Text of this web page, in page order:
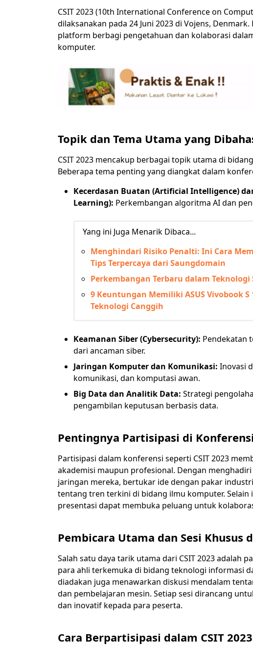
CSIT 2023 (10th International Conference on
dilaksanakan pada 24 Juni 2023 di Vojens,
platform berbagi pengetahuan dan kolaborasi
komputer.
Topik dan Tema Utama yang
CSIT 2023 mencakup berbagai topik utama di
Beberapa tema penting yang diangkat dalam
Kecerdasan Buatan (Artificial Intelligence)
Learning): Perkembangan algoritma AI dan
Yang ini Juga Menarik Dibaca...
Menghindari Risiko Penalti: Ini Cara
Tips Terpercaya dari Saungdomain
Perkembangan Terbaru dalam
9 Keuntungan Memiliki ASUS Vivobook S
Teknologi Canggih
Keamanan Siber (Cybersecurity): Pendekatan
dari ancaman siber.
Jaringan Komputer dan Komunikasi: Inovasi
komunikasi, dan komputasi awan.
Big Data dan Analitik Data: Strategi
pengambilan keputusan berbasis data.
Pentingnya Partisipasi di
Partisipasi dalam konferensi seperti CSIT 2023
akademisi maupun profesional. Dengan
jaringan mereka, bertukar ide dengan pakar
tentang tren terkini di bidang ilmu komputer.
presentasi dapat membuka peluang untuk
Pembicara Utama dan Sesi Khusus
Salah satu daya tarik utama dari CSIT 2023 adalah
para ahli terkemuka di bidang teknologi informasi
diadakan juga menawarkan diskusi mendalam
dan pembelajaran mesin. Setiap sesi dirancang
dan inovatif kepada para peserta.
Cara Berpartisipasi dalam CSIT 2023